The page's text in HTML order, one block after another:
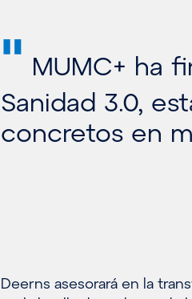
" MUMC+ ha
Sanidad 3.0,
concretos en
Deerns asesorará en la